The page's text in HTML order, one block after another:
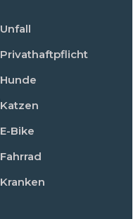
Unfall
Privathaftpflicht
Hunde
Katzen
E-Bike
Fahrrad
Kranken